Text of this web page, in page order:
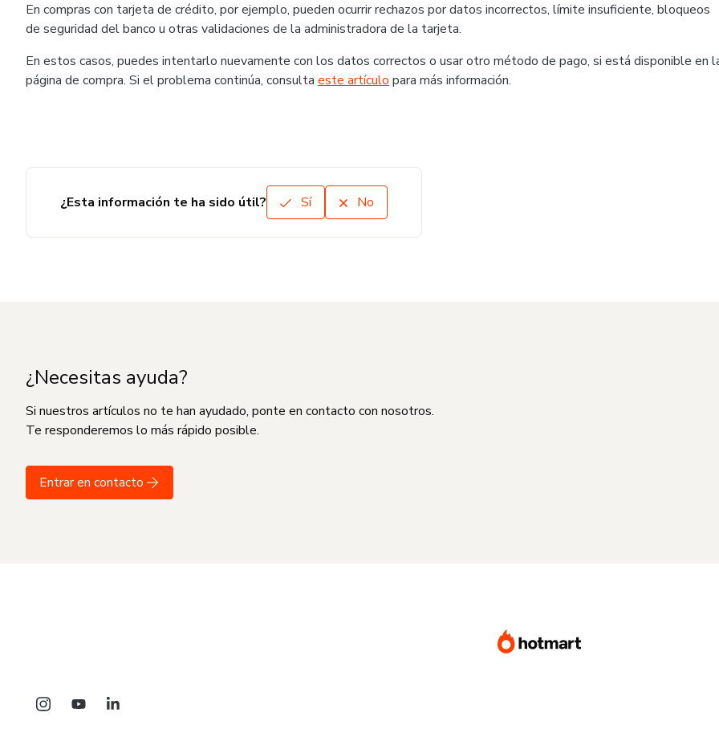
En compras con tarjeta de crédito, por ejemplo, pueden ocurrir rechazos por datos incorrectos, límite insuficiente, bloqueos
de seguridad del banco u otras validaciones de la administradora de la tarjeta.
En estos casos, puedes intentarlo nuevamente con los datos correctos o usar otro método de pago, si está disponible en
página de compra. Si el problema continúa, consulta este artículo para más información.
¿Esta información te ha sido útil? Sí No
¿Necesitas ayuda?
Si nuestros artículos no te han ayudado, ponte en contacto con nosotros.
Te responderemos lo más rápido posible.
Entrar en contacto